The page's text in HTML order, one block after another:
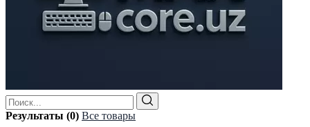
Результаты (0) Все товары